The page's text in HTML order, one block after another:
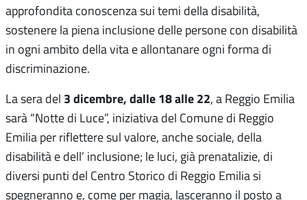
approfondita conoscenza sui temi della disabilità,
sostenere la piena inclusione delle persone con disabilità
in ogni ambito della vita e allontanare ogni forma di
discriminazione.
La sera del 3 dicembre, dalle 18 alle 22, a Reggio Emilia
sarà “Notte di Luce”, iniziativa del Comune di Reggio
Emilia per riflettere sul valore, anche sociale, della
disabilità e dell’ inclusione; le luci, già prenatalizie, di
diversi punti del Centro Storico di Reggio Emilia si
spegneranno e, come per magia, lasceranno il posto a